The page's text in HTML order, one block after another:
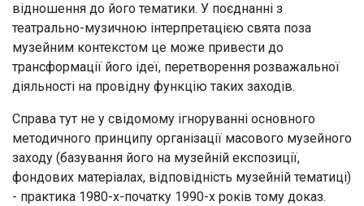
відношення до його тематики. У поєднанні з
театрально-музичною інтерпретацією свята поза
музейним контекстом це може привести до
трансформації його ідеї, перетворення розважальної
діяльності на провідну функцію таких заходів.
Справа тут не у свідомому ігноруванні основного
методичного принципу організації масового музейного
заходу (базування його на музейній експозиції,
фондових матеріалах, відповідність музейній тематиці)
- практика 1980-х-початку 1990-х років тому доказ.